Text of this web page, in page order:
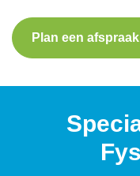
Plan een